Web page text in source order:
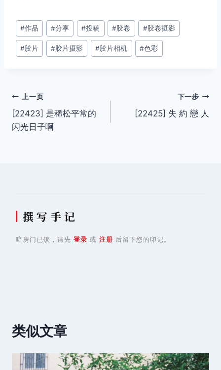
文
章
标
#作品 #分享 #投稿 #胶卷 #胶卷摄影
#胶片 #胶片摄影 #胶片相机 #色彩
文
章
上一页
[22423] 是稀松平常的
闪光日子啊
下一步
[22425] 失 約 戀 人
撰 写 手 记
暗房门已锁，请先 登录 或 注册 后留下您的印记。
类似文章